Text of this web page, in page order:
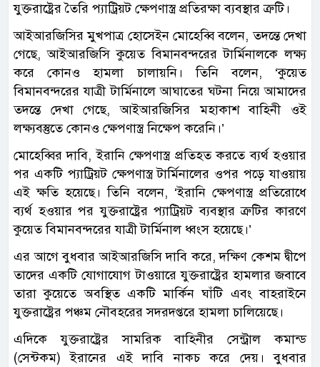
যুক্তরাষ্ট্রের তৈরি প্যাট্রিয়ট ক্ষেপণাস্ত্র প্রতিরক্ষা ব্যবস্থার ত্রুটি।
আইআরজিসির মুখপাত্র হোসেইন মোহেব্বি বলেন, তদন্তে দেখা
গেছে, আইআরজিসি কুয়েত বিমানবন্দরের টার্মিনালকে লক্ষ্য
করে কোনও হামলা চালায়নি। তিনি বলেন, ‘কুয়েত
বিমানবন্দরের যাত্রী টার্মিনালে আঘাতের ঘটনা নিয়ে আমাদের
তদন্তে দেখা গেছে, আইআরজিসির মহাকাশ বাহিনী ওই
লক্ষ্যবস্তুতে কোনও ক্ষেপণাস্ত্র নিক্ষেপ করেনি।’
মোহেব্বির দাবি, ইরানি ক্ষেপণাস্ত্র প্রতিহত করতে ব্যর্থ হওয়ার
পর একটি প্যাট্রিয়ট ক্ষেপণাস্ত্র টার্মিনালের ওপর পড়ে যাওয়ায়
এই ক্ষতি হয়েছে। তিনি বলেন, ‘ইরানি ক্ষেপণাস্ত্র প্রতিরোধে
ব্যর্থ হওয়ার পর যুক্তরাষ্ট্রের প্যাট্রিয়ট ব্যবস্থার ত্রুটির কারণে
কুয়েত বিমানবন্দরের যাত্রী টার্মিনাল ধ্বংস হয়েছে।’
এর আগে বুধবার আইআরজিসি দাবি করে, দক্ষিণ কেশম দ্বীপে
তাদের একটি যোগাযোগ টাওয়ারে যুক্তরাষ্ট্রের হামলার জবাবে
তারা কুয়েতে অবস্থিত একটি মার্কিন ঘাঁটি এবং বাহরাইনে
যুক্তরাষ্ট্রের পঞ্চম নৌবহরের সদরদপ্তরে হামলা চালিয়েছে।
এদিকে যুক্তরাষ্ট্রের সামরিক বাহিনীর সেন্ট্রাল কমান্ড
(সেন্টকম) ইরানের এই দাবি নাকচ করে দেয়। বুধবার